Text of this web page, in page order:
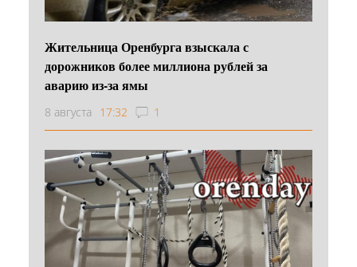
Жительница Оренбурга взыскала с
дорожников более миллиона рублей за
аварию из-за ямы
8 августа 17:32 1